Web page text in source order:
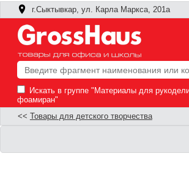
г.Сыктывкар, ул. Карла Маркса, 201а
Искать в группе "Материалы для
фоамиран"
<< Товары для детского творчества